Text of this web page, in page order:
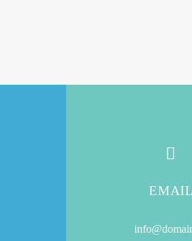


EMAIL